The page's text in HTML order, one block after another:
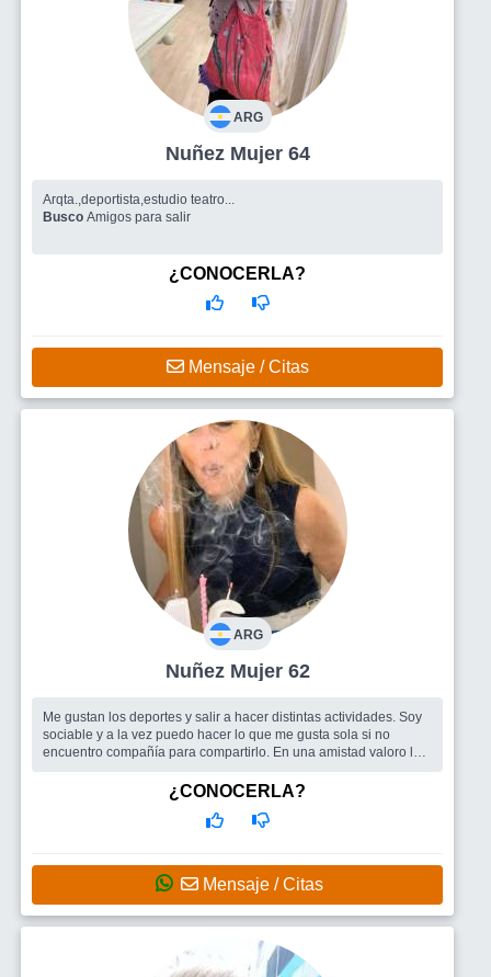
ARG
Nuñez Mujer 64
Arqta.,deportista,estudio teatro...
Busco Amigos para salir
¿CONOCERLA?
Mensaje / Citas
ARG
Nuñez Mujer 62
Me gustan los deportes y salir a hacer distintas actividades. Soy
sociable y a la vez puedo hacer lo que me gusta sola si no
encuentro compañía para compartirlo. En una amistad valoro la
Amigos para salir y / o pareja
¿CONOCERLA?
Mensaje / Citas